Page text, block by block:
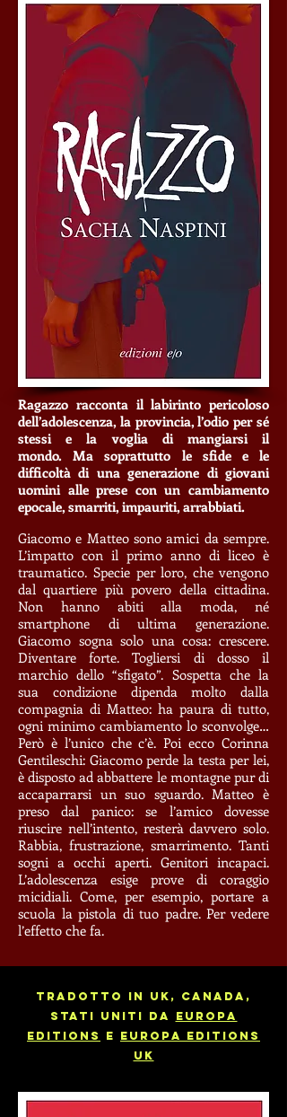
Ragazzo racconta il labirinto pericoloso
dell’adolescenza, la provincia, l’odio per sé
stessi e la voglia di mangiarsi il
mondo.Ma soprattutto le sfide e le
difficoltà di una generazione di giovani
uomini alle prese con un cambiamento
epocale, smarriti, impauriti, arrabbiati.
Giacomo e Matteo sono amici da sempre.
L’impatto con il primo anno di liceo è
traumatico. Specie per loro, che vengono
dal quartiere più povero della cittadina.
Non hanno abiti alla moda, né
smartphone di ultima generazione.
Giacomo sogna solo una cosa: crescere.
Diventare forte. Togliersi di dosso il
marchio dello “sfigato”. Sospetta che la
sua condizione dipenda molto dalla
compagnia di Matteo: ha paura di tutto,
ogni minimo cambiamento lo sconvolge…
Però è l’unico che c’è. Poi ecco Corinna
Gentileschi: Giacomo perde la testa per lei,
è disposto ad abbattere le montagne pur di
accaparrarsi un suo sguardo. Matteo è
preso dal panico: se l’amico dovesse
riuscire nell’intento, resterà davvero solo.
Rabbia, frustrazione, smarrimento. Tanti
sogni a occhi aperti. Genitori incapaci.
L’adolescenza esige prove di coraggio
micidiali. Come, per esempio, portare a
scuola la pistola di tuo padre. Per vedere
l’effetto che fa.
TRADOTTO IN uk, CANADA,
STATI UNITI DA EUROPA
EDITIONS
E EUROPA EDITIONS
UK